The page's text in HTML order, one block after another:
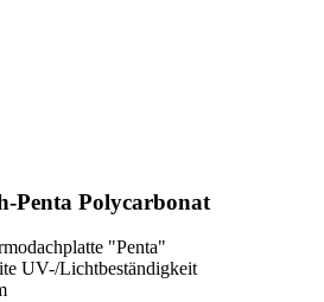
Penta Polycarbonat
"Penta"
UV-/Lichtbeständigkeit